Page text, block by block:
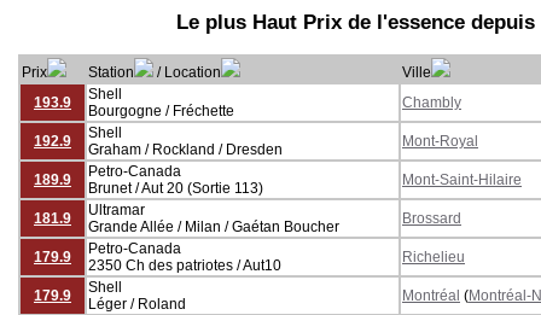
Le plus Haut Prix de l'essence depuis
Prix Station / Location
Ville
193.9
Shell
Bourgogne / Fréchette
Chambly
192.9
Shell
Graham / Rockland / Dresden
Mont-Royal
189.9
Petro-Canada
Brunet / Aut 20 (Sortie 113)
Mont-Saint-Hilaire
181.9
Ultramar
Grande Allée / Milan / Gaétan Boucher
Brossard
179.9
Petro-Canada
2350 Ch des patriotes / Aut10
Richelieu
179.9
Shell
Léger / Roland
Montréal (Montréal-